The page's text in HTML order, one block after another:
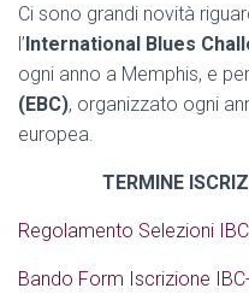
Ci sono grandi novità
l’International Blues
ogni anno a Memphis, e per
(EBC), organizzato ogni
europea.
TERMINE
Regolamento Selezioni
Bando Form Iscrizione